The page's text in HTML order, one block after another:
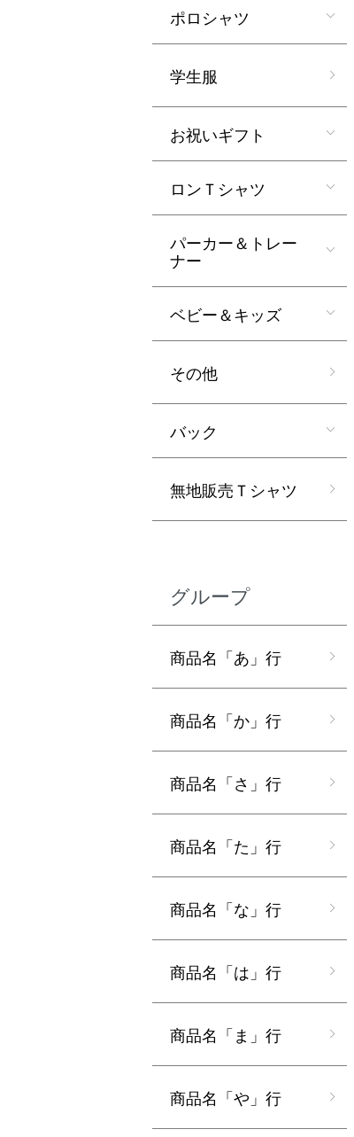
ポロシャツ
学生服
お祝いギフト
ロンＴシャツ
パーカー＆トレー
ナー
ベビー＆キッズ
その他
バック
無地販売Ｔシャツ
グループ
商品名「あ」行
商品名「か」行
商品名「さ」行
商品名「た」行
商品名「な」行
商品名「は」行
商品名「ま」行
商品名「や」行